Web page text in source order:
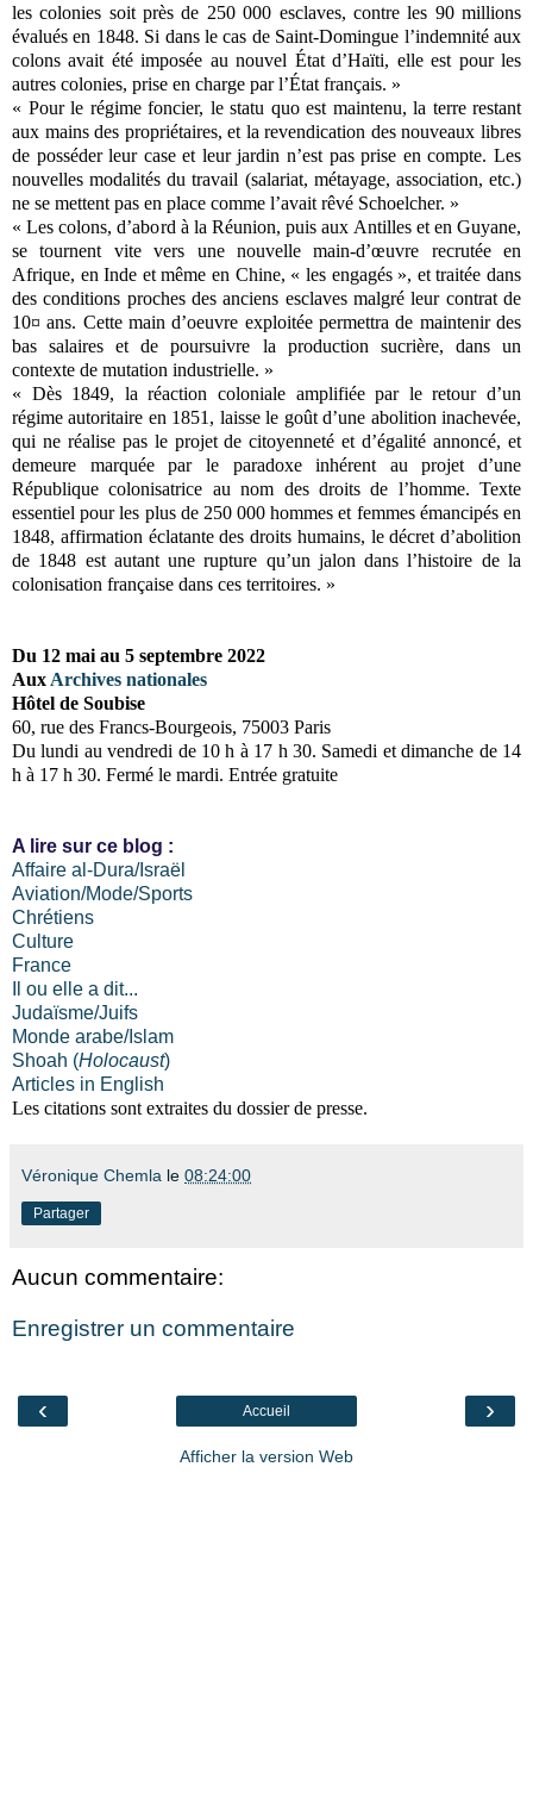
les colonies soit près de 250 000 esclaves, contre les 90 millions
évalués en 1848. Si dans le cas de Saint-Domingue l’indemnité aux
colons avait été imposée au nouvel État d’Haïti, elle est pour les
autres colonies, prise en charge par l’État français. »
« Pour le régime foncier, le statu quo est maintenu, la terre restant
aux mains des propriétaires, et la revendication des nouveaux libres
de posséder leur case et leur jardin n’est pas prise en compte. Les
nouvelles modalités du travail (salariat, métayage, association, etc.)
ne se mettent pas en place comme l’avait rêvé Schoelcher. »
« Les colons, d’abord à la Réunion, puis aux Antilles et en Guyane,
se tournent vite vers une nouvelle main-d’œuvre recrutée en
Afrique, en Inde et même en Chine, « les engagés », et traitée dans
des conditions proches des anciens esclaves malgré leur contrat de
10¤ ans. Cette main d’oeuvre exploitée permettra de maintenir des
bas salaires et de poursuivre la production sucrière, dans un
contexte de mutation industrielle. »
« Dès 1849, la réaction coloniale amplifiée par le retour d’un
régime autoritaire en 1851, laisse le goût d’une abolition inachevée,
qui ne réalise pas le projet de citoyenneté et d’égalité annoncé, et
demeure marquée par le paradoxe inhérent au projet d’une
République colonisatrice au nom des droits de l’homme. Texte
essentiel pour les plus de 250 000 hommes et femmes émancipés en
1848, affirmation éclatante des droits humains, le décret d’abolition
de 1848 est autant une rupture qu’un jalon dans l’histoire de la
colonisation française dans ces territoires. »
Du 12 mai au 5 septembre 2022
Aux Archives nationales
Hôtel de Soubise
60, rue des Francs-Bourgeois, 75003 Paris
Du lundi au vendredi de 10 h à 17 h 30. Samedi et dimanche de 14
h à 17 h 30. Fermé le mardi. Entrée gratuite
A lire sur ce blog :
Affaire al-Dura/Israël
Aviation/Mode/Sports
Chrétiens
Culture
France
Il ou elle a dit...
Judaïsme/Juifs
Monde arabe/Islam
Shoah (Holocaust)
Articles in English
Les citations sont extraites du dossier de presse.
Véronique Chemla le 08:24:00
Partager
Aucun commentaire:
Enregistrer un commentaire
‹ ›
Accueil
Afficher la version Web